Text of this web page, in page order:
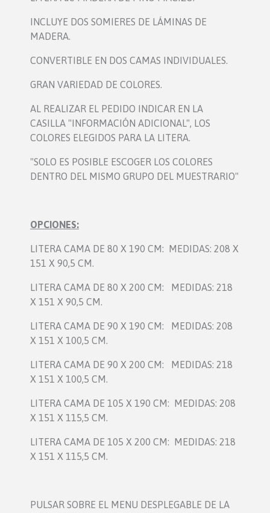
INCLUYE DOS SOMIERES DE LÁMINAS DE
MADERA.
CONVERTIBLE EN DOS CAMAS INDIVIDUALES.
GRAN VARIEDAD DE COLORES.
AL REALIZAR EL PEDIDO INDICAR EN LA
CASILLA "INFORMACIÓN ADICIONAL", LOS
COLORES ELEGIDOS PARA LA LITERA.
"SOLO ES POSIBLE ESCOGER LOS COLORES
DENTRO DEL MISMO GRUPO DEL MUESTRARIO"
OPCIONES:
LITERA CAMA DE 80 X 190 CM:
MEDIDAS: 208 X
151 X 90,5 CM.
LITERA CAMA DE 80 X 200 CM:
MEDIDAS: 218
X 151 X 90,5 CM.
LITERA CAMA DE 90 X 190 CM:
MEDIDAS: 208
X 151 X 100,5 CM.
LITERA CAMA DE 90 X 200 CM:
MEDIDAS: 218
X 151 X 100,5 CM.
LITERA CAMA DE 105 X 190 CM:
MEDIDAS: 208
X 151 X 115,5 CM.
LITERA CAMA DE 105 X 200 CM:
MEDIDAS: 218
X 151 X 115,5 CM.
PULSAR SOBRE EL MENU DESPLEGABLE DE LA